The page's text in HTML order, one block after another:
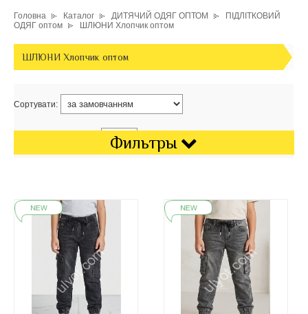
Головна Каталог ДИТЯЧИЙ ОДЯГ ОПТОМ
ПІДЛІТКОВИЙ
ОДЯГ оптом
ШЛЮНИ Хлопчик оптом
Фильтры
ШЛЮНИ Хлопчик оптом
Сортувати: